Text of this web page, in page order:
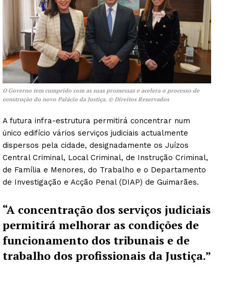
O Governo tem cumprido com as suas promessas e acelera o processo de
construção do novo Palácio da Justiça. © Direitos Reservados
A futura infra-estrutura permitirá concentrar num
único edifício vários serviços judiciais actualmente
dispersos pela cidade, designadamente os Juízos
Central Criminal, Local Criminal, de Instrução Criminal,
de Família e Menores, do Trabalho e o Departamento
de Investigação e Acção Penal (DIAP) de Guimarães.
“A concentração dos serviços judiciais
permitirá melhorar as condições de
funcionamento dos tribunais e de
trabalho dos profissionais da Justiça.”